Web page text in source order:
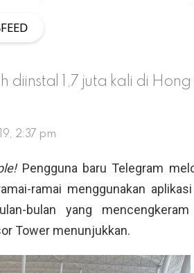
diinstal 1,7 juta kali di
2:37 pm
Pengguna baru Telegram
ramai menggunakan
bulan yang
Tower menunjukkan.